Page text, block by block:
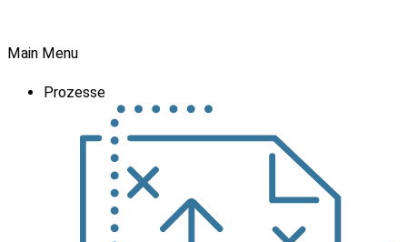
Main Menu
Prozesse